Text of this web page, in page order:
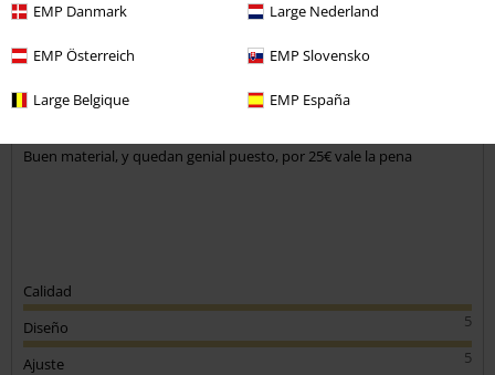
EMP Danmark Large Nederland
EMP Österreich EMP Slovensko
Large Belgique EMP España
Enviar comentario
Publicado: martes, 7 enero, 2020
Buen material, y quedan genial puesto, por 25€ vale la pena
Calidad
5
Diseño
5
Ajuste